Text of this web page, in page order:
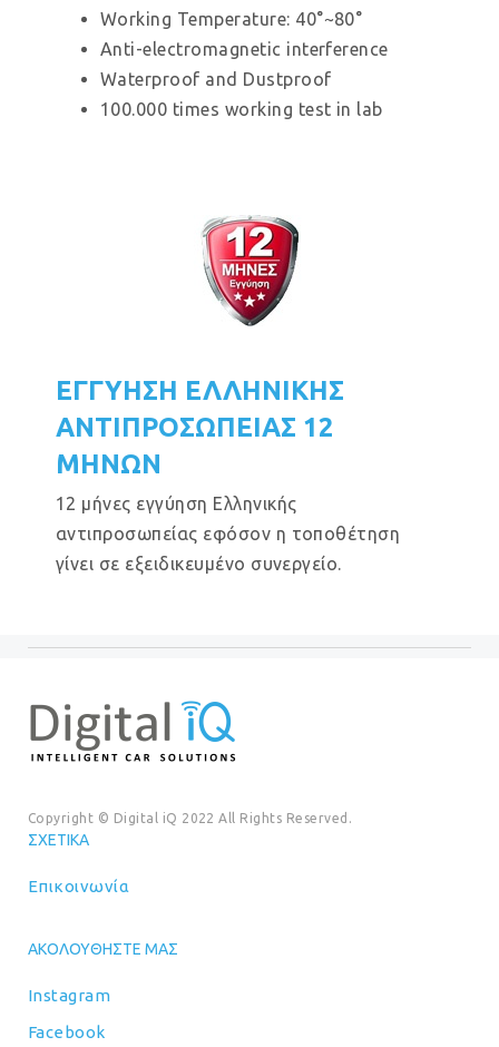
Working Temperature: 40°~80°
Anti-electromagnetic interference
Waterproof and Dustproof
100.000 times working test in lab
ΕΓΓΥΗΣΗ ΕΛΛΗΝΙΚΗΣ
ΑΝΤΙΠΡΟΣΩΠΕΙΑΣ 12
ΜΗΝΩΝ
12 μήνες εγγύηση Ελληνικής
αντιπροσωπείας εφόσον η τοποθέτηση
γίνει σε εξειδικευμένο συνεργείο.
Copyright © Digital iQ 2022 All Rights Reserved.
ΣΧΕΤΙΚΆ
Επικοινωνία
ΑΚΟΛΟΥΘΉΣΤΕ ΜΑΣ
Instagram
Facebook